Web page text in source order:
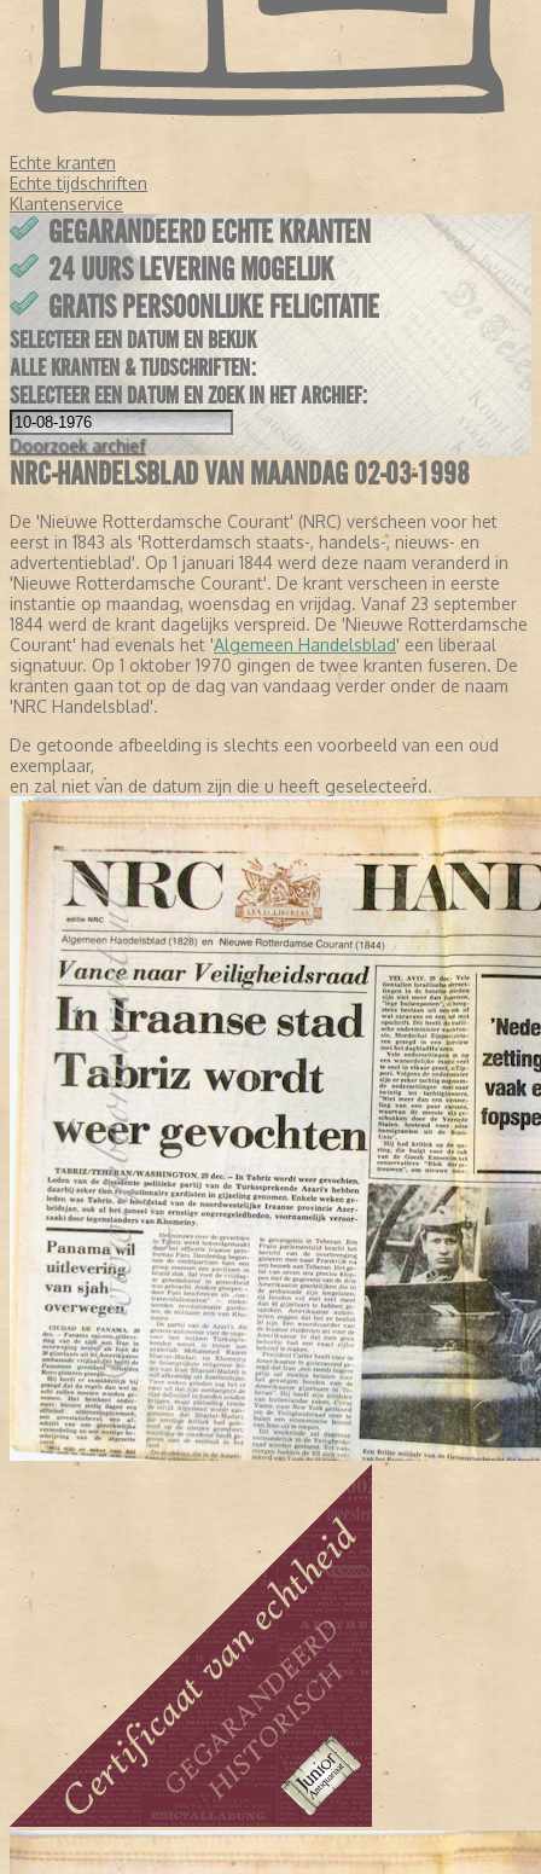
Echte kranten
Echte tijdschriften
Klantenservice
GEGARANDEERD ECHTE KRANTEN
24 UURS LEVERING MOGELIJK
GRATIS PERSOONLIJKE FELICITATIE
SELECTEER EEN DATUM EN BEKIJK
ALLE KRANTEN & TIJDSCHRIFTEN:
SELECTEER EEN DATUM EN ZOEK IN HET ARCHIEF:
Doorzoek archief
NRC-HANDELSBLAD VAN MAANDAG 02-03-1998
De 'Nieuwe Rotterdamsche Courant' (NRC) verscheen voor het
eerst in 1843 als 'Rotterdamsch staats-, handels-, nieuws- en
advertentieblad'. Op 1 januari 1844 werd deze naam veranderd in
'Nieuwe Rotterdamsche Courant'. De krant verscheen in eerste
instantie op maandag, woensdag en vrijdag. Vanaf 23 september
1844 werd de krant dagelijks verspreid. De 'Nieuwe Rotterdamsche
Courant' had evenals het 'Algemeen Handelsblad' een liberaal
signatuur. Op 1 oktober 1970 gingen de twee kranten fuseren. De
kranten gaan tot op de dag van vandaag verder onder de naam
'NRC Handelsblad'.
De getoonde afbeelding is slechts een voorbeeld van een oud
exemplaar,
en zal niet van de datum zijn die u heeft geselecteerd.